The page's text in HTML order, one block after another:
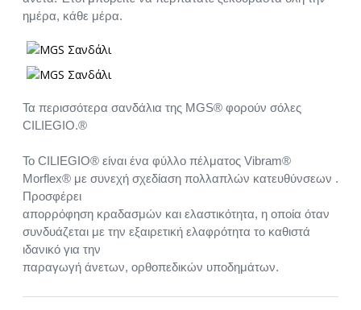
ημέρα, κάθε μέρα.
Τα περισσότερα σανδάλια της MGS® φορούν σόλες
CILIEGIO.®
Το CILIEGIO® είναι ένα φύλλο πέλματος Vibram®
Morflex® με συνεχή σχεδίαση πολλαπλών κατευθύνσεων .
Προσφέρει
απορρόφηση κραδασμών και ελαστικότητα, η οποία όταν
συνδυάζεται με την εξαιρετική ελαφρότητα το καθιστά
ιδανικό για την
παραγωγή άνετων, ορθοπεδικών υποδημάτων.